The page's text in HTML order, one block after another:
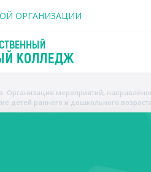
ОРГАНИЗАЦИИ
Организация мероприятий,
детей раннего и дошкольного